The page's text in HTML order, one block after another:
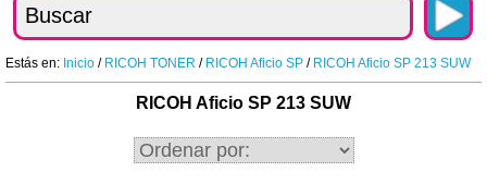
Estás en: Inicio / RICOH TONER / RICOH Aficio SP / RICOH Aficio SP 213 SUW
RICOH Aficio SP 213 SUW